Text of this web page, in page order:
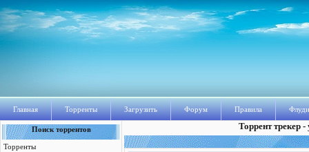
Главная Торренты Загрузить Форум Правила
Поиск торрентов
Торренты
Торрент трекер